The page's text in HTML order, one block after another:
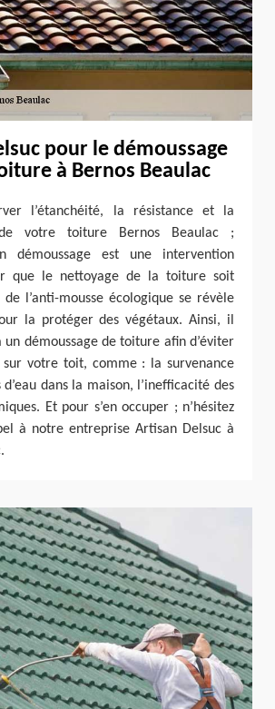
pour le démoussage
à Bernos Beaulac
l’étanchéité, la résistance et la
votre toiture Bernos Beaulac ;
démoussage est une intervention
que le nettoyage de la toiture soit
de l’anti-mousse écologique se révèle
la protéger des végétaux. Ainsi, il
démoussage de toiture afin d’éviter
sur votre toit, comme : la survenance
dans la maison, l’inefficacité des
Et pour s’en occuper ; n’hésitez
à notre entreprise Artisan Delsuc à